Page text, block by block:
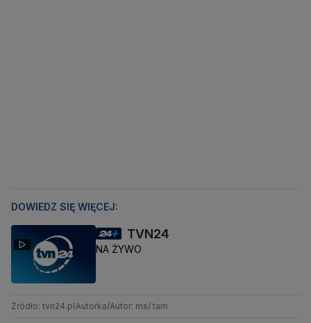
DOWIEDZ SIĘ WIĘCEJ:
TVN24
NA ŻYWO
Źródło: tvn24.plAutorka/Autor: ms/ tam